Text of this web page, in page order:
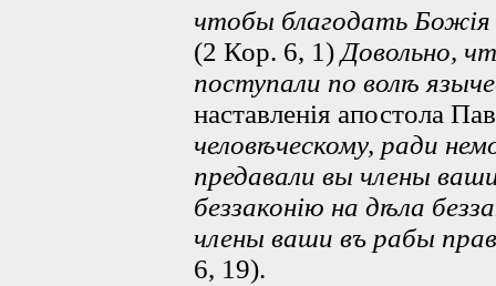
чтобы благодать
(2 Кор. 6, 1) Довольно,
поступали по волѣ
наставленія апостола
человѣческому, ради
предавали вы члены
беззаконію на дѣла
члены ваши въ рабы
6, 19).